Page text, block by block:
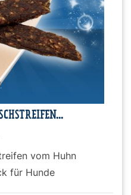
vom Huhn
für Hunde